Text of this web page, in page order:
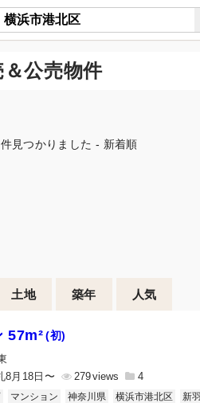
公売物件
件見つかりました - 新着順
土地 築年 人気
57m² (初)
8月18日〜 279 4
マンション 神奈川県 横浜市港北区 新